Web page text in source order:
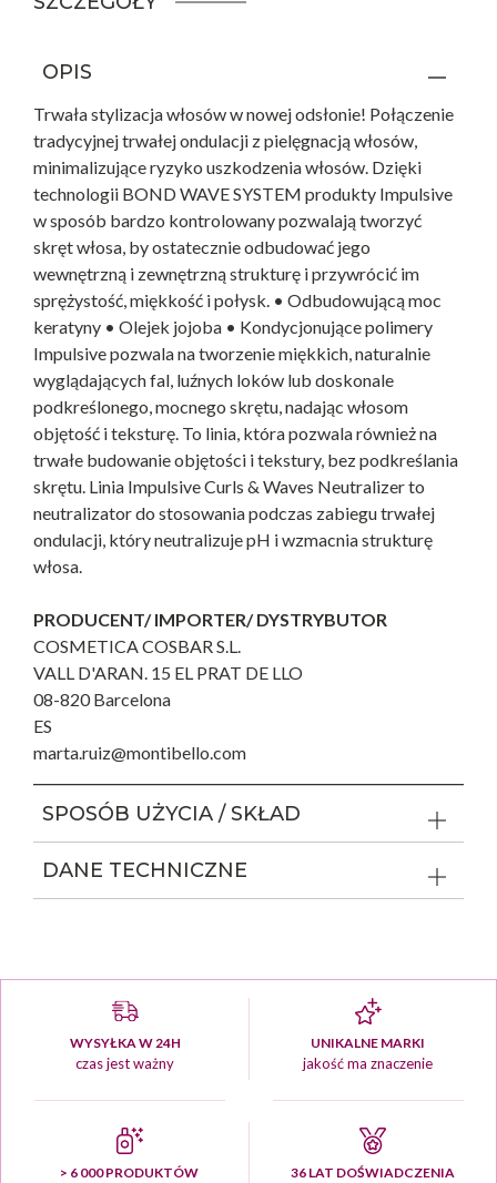
OPIS
Trwała stylizacja włosów w nowej odsłonie! Połączenie
tradycyjnej trwałej ondulacji z pielęgnacją włosów,
minimalizujące ryzyko uszkodzenia włosów. Dzięki
technologii BOND WAVE SYSTEM produkty Impulsive
w sposób bardzo kontrolowany pozwalają tworzyć
skręt włosa, by ostatecznie odbudować jego
wewnętrzną i zewnętrzną strukturę i przywrócić im
sprężystość, miękkość i połysk. • Odbudowującą moc
keratyny • Olejek jojoba • Kondycjonujące polimery
Impulsive pozwala na tworzenie miękkich, naturalnie
wyglądających fal, luźnych loków lub doskonale
podkreślonego, mocnego skrętu, nadając włosom
objętość i teksturę. To linia, która pozwala również na
trwałe budowanie objętości i tekstury, bez podkreślania
skrętu. Linia Impulsive Curls & Waves Neutralizer to
neutralizator do stosowania podczas zabiegu trwałej
ondulacji, który neutralizuje pH i wzmacnia strukturę
włosa.
PRODUCENT/ IMPORTER/ DYSTRYBUTOR
COSMETICA COSBAR S.L.
VALL D'ARAN. 15 EL PRAT DE LLO
08-820 Barcelona
ES
marta.ruiz@montibello.com
SPOSÓB UŻYCIA / SKŁAD
DANE TECHNICZNE
WYSYŁKA W 24H
czas jest ważny
UNIKALNE MARKI
jakość ma znaczenie
> 6 000 PRODUKTÓW 36 LAT DOŚWIADCZENIA